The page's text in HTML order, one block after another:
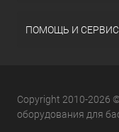
ПОМОЩЬ И
Copyright 2010-2026
оборудования для